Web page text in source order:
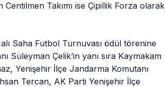
Centilmen Takımı ise Çipillik Forza olarak
Saha Futbol Turnuvası ödül törenine
Süleyman Çelik’in yanı sıra Kaymakam
Yenişehir İlçe Jandarma Komutanı
Tercan, AK Parti Yenişehir İlçe